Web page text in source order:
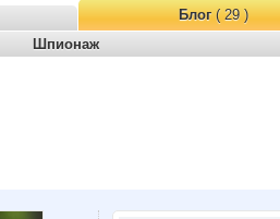
Блог( 29 )
Шпионаж